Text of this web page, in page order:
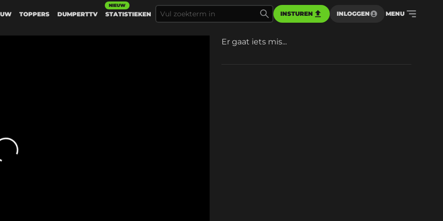
TOPPERS DUMPERTTV STATISTIEKEN
NIEUW
INSTUREN INLOGGEN MENU
Er gaat iets mis...